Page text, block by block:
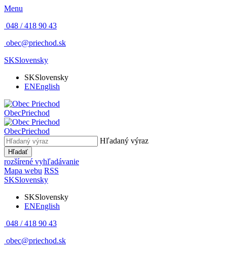
Menu
048 / 418 90 43
obec@priechod.sk
SKSlovensky
SKSlovensky
ENEnglish
ObecPriechod
ObecPriechod
Hľadaný výraz
Hľadať
rozšírené vyhľadávanie
Mapa webu RSS
SKSlovensky
SKSlovensky
ENEnglish
048 / 418 90 43
obec@priechod.sk